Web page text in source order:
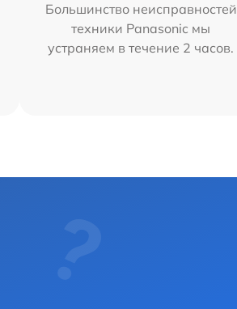
Большинство неисправностей
техники Panasonic мы
устраняем в течение 2 часов.